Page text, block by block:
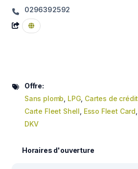
0296392592
Offre:
Sans plomb LPG Cartes de crédit
Carte Fleet Shell Esso Fleet Card
DKV
Horaires d'ouverture